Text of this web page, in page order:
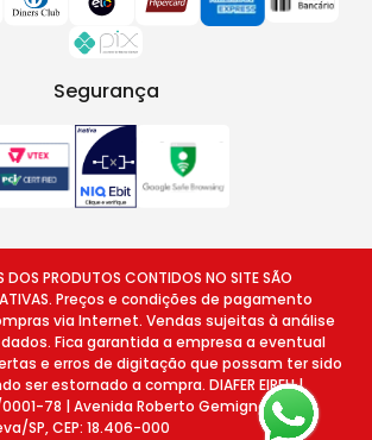
Segurança
DOS PRODUTOS CONTIDOS NO SITE SÃO
Preços e condições de pagamento
via Internet. Vendas sujeitas à análise
Fica garantida a empresa a eventual
e erros de digitação que possam ter sido
ser estornado a compra. DIAFER EIRELI |
78 | Avenida Roberto Gemignani, 78 -
SP, CEP: 18.406-000